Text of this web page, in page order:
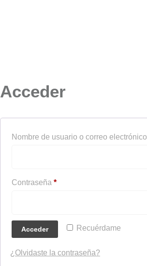
Acceder
Nombre de usuario o correo electrónico
Contraseña *
Recuérdame
Acceder
¿Olvidaste la contraseña?